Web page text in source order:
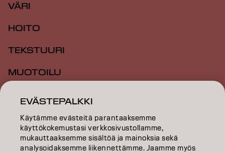
VÄRI
HOITO
TEKSTUURI
MUOTOILU
INSPIRAATIO
KOULUTUS
TIETOA MEISTÄ
EVÄSTEPALKKI
Käytämme evästeitä parantaaksemme
käyttökokemustasi verkkosivustollamme,
mukauttaaksemme sisältöä ja mainoksia sekä
analysoidaksemme liikennettämme. Jaamme myös